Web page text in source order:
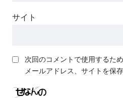
サイト
次回のコメントで使用するた
メールアドレス、サイトを保存